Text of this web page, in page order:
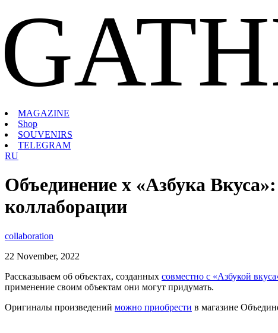
MAGAZINE
Shop
SOUVENIRS
TELEGRAM
RU
Объединение х «Азбука
коллаборации
collaboration
22 November, 2022
Рассказываем об объектах, созданных совместно с «Азбукой
применение своим объектам они могут придумать.
Оригиналы произведений можно приобрести в магазине